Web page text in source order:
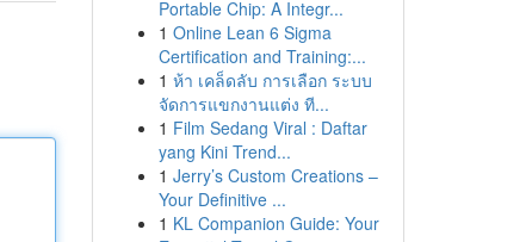
Portable Chip: A Integr...
1 Online Lean 6 Sigma
Certification and Training:...
1 ห้า เคล็ดลับ การเลือก ระบบ
จัดการแขกงานแต่ง ที...
1 Film Sedang Viral : Daftar
yang Kini Trend...
1 Jerry’s Custom Creations –
Your Definitive ...
1 KL Companion Guide: Your